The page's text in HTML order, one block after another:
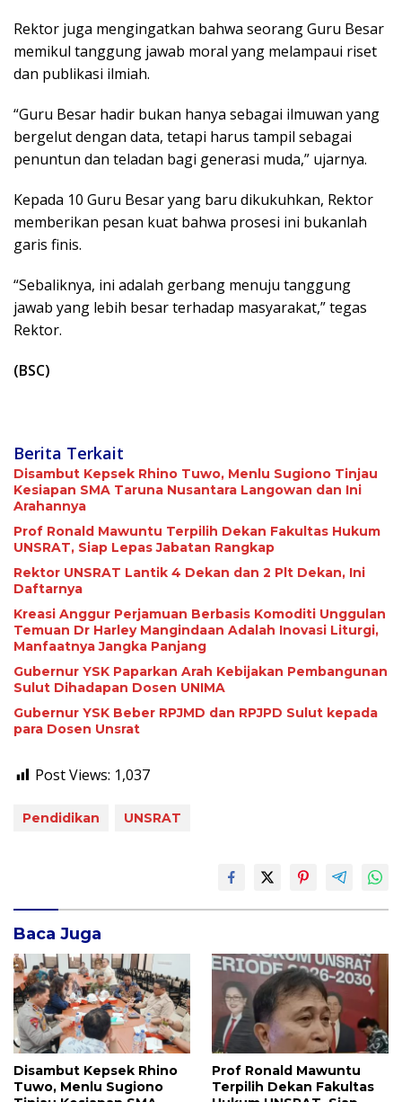
Rektor juga mengingatkan bahwa seorang Guru Besar
memikul tanggung jawab moral yang melampaui riset
dan publikasi ilmiah.
“Guru Besar hadir bukan hanya sebagai ilmuwan yang
bergelut dengan data, tetapi harus tampil sebagai
penuntun dan teladan bagi generasi muda,” ujarnya.
Kepada 10 Guru Besar yang baru dikukuhkan, Rektor
memberikan pesan kuat bahwa prosesi ini bukanlah
garis finis.
“Sebaliknya, ini adalah gerbang menuju tanggung
jawab yang lebih besar terhadap masyarakat,” tegas
Rektor.
(BSC)
Berita Terkait
Disambut Kepsek Rhino Tuwo, Menlu Sugiono Tinjau
Kesiapan SMA Taruna Nusantara Langowan dan Ini
Arahannya
Prof Ronald Mawuntu Terpilih Dekan Fakultas Hukum
UNSRAT, Siap Lepas Jabatan Rangkap
Rektor UNSRAT Lantik 4 Dekan dan 2 Plt Dekan, Ini
Daftarnya
Kreasi Anggur Perjamuan Berbasis Komoditi Unggulan
Temuan Dr Harley Mangindaan Adalah Inovasi Liturgi,
Manfaatnya Jangka Panjang
Gubernur YSK Paparkan Arah Kebijakan Pembangunan
Sulut Dihadapan Dosen UNIMA
Gubernur YSK Beber RPJMD dan RPJPD Sulut kepada
para Dosen Unsrat
Post Views: 1,037
Pendidikan UNSRAT
Baca Juga
Disambut Kepsek Rhino
Tuwo, Menlu Sugiono
Prof Ronald Mawuntu
Terpilih Dekan Fakultas